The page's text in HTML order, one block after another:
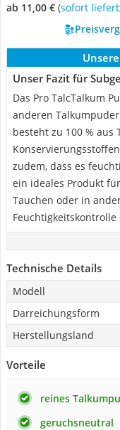
ab 11,00 € ( Sofort
Unser Fazit für
Das Pro TalcTalkum
anderen
besteht zu 100 %
zudem, dass es
ein ideales Produkt
Tauchen oder in
Technische Details
Modell
Darreichungsform
Herstellungsland
Vorteile
reines
geruchsneutral